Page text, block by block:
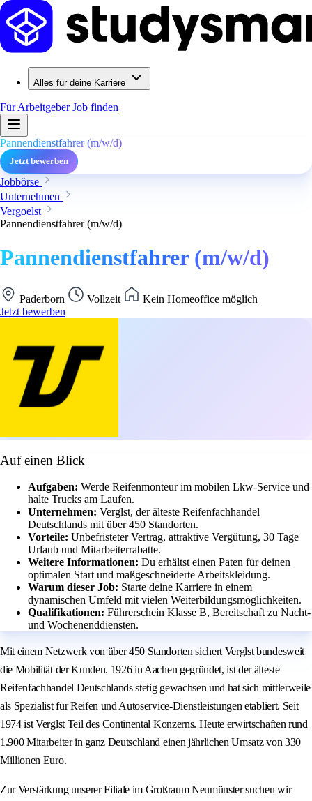
Alles für deine Karriere
Für ArbeitgeberJob finden
Pannendienstfahrer (m/w/d)
Jetzt bewerben
Jobbörse
Unternehmen
Vergoelst
Pannendienstfahrer (m/w/d)
Pannendienstfahrer (m/w/d)
Paderborn Vollzeit
Kein Homeoffice möglich
Jetzt bewerben
Auf einen Blick
Aufgaben: Werde Reifenmonteur im mobilen Lkw-Service und
halte Trucks am Laufen.
Unternehmen: Verglst, der älteste Reifenfachhandel
Deutschlands mit über 450 Standorten.
Vorteile: Unbefristeter Vertrag, attraktive Vergütung, 30 Tage
Urlaub und Mitarbeiterrabatte.
Weitere Informationen: Du erhältst einen Paten für deinen
optimalen Start und maßgeschneiderte Arbeitskleidung.
Warum dieser Job: Starte deine Karriere in einem
dynamischen Umfeld mit vielen Weiterbildungsmöglichkeiten.
Qualifikationen: Führerschein Klasse B, Bereitschaft zu Nacht-
und Wochenenddiensten.
Mit einem Netzwerk von über 450 Standorten sichert Verglst bundesweit
die Mobilität der Kunden. 1926 in Aachen gegründet, ist der älteste
Reifenfachhandel Deutschlands stetig gewachsen und hat sich mittlerweile
als Spezialist für Reifen und Autoservice-Dienstleistungen etabliert. Seit
1974 ist Verglst Teil des Continental Konzerns. Heute erwirtschaften rund
1.900 Mitarbeiter in ganz Deutschland einen jährlichen Umsatz von 330
Millionen Euro.
Zur Verstärkung unserer Filiale im Großraum Neumünster suchen wir